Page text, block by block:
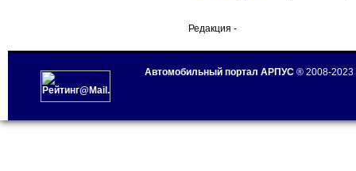
Редакция -
Автомобильный портал АРПУС ® 2008-2023